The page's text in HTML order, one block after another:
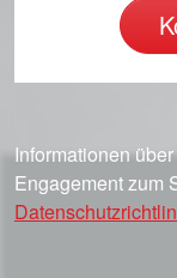
Informationen
Engagement zum